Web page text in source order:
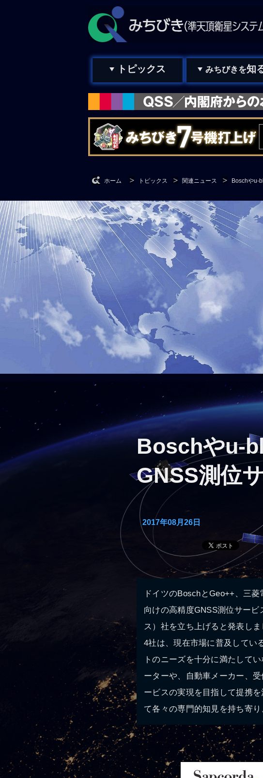
トピックス みちびきを知
ホーム トピックス 関連ニュース Boschやu-
Boschやu-
GNSS測位
2017年08月26日
ドイツのBoschとGeo++、三
向けの高精度GNSS測位サー
ス）社を立ち上げると発表しま
4社は、現在市場に普及してい
トのニーズを十分に満たして
ーターや、自動車メーカー、
ービスの実現を目指して提携
て各々の専門的知見を持ち寄り